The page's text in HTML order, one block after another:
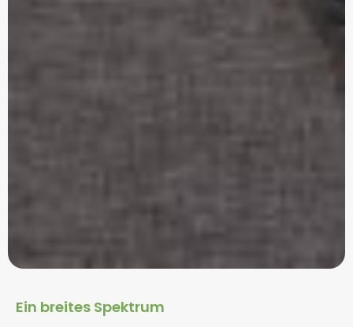
Ein breites Spektrum